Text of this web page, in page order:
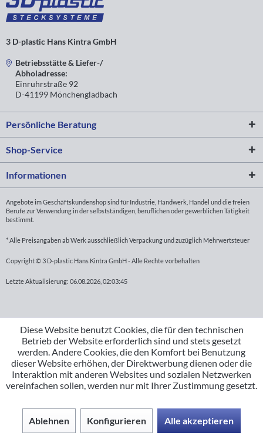
3 D-plastic Hans Kintra GmbH
Betriebsstätte & Liefer-/
Abholadresse:
Einruhrstraße 92
D-41199 Mönchengladbach
Persönliche Beratung
Shop-Service
Informationen
Angebote im Geschäftskundenshop sind für Industrie, Handwerk, Handel und die freien
Berufe zur Verwendung in der selbstständigen, beruflichen oder gewerblichen Tätigkeit
bestimmt.
* Alle Preisangaben ab Werk ausschließlich Verpackung und zuzüglich Mehrwertsteuer
Copyright © 3 D-plastic Hans Kintra GmbH - Alle Rechte vorbehalten
Letzte Aktualisierung: 06.08.2026, 02:03:45
Diese Website benutzt Cookies, die für den technischen
Betrieb der Website erforderlich sind und stets gesetzt
werden. Andere Cookies, die den Komfort bei Benutzung
dieser Website erhöhen, der Direktwerbung dienen oder die
Interaktion mit anderen Websites und sozialen Netzwerken
vereinfachen sollen, werden nur mit Ihrer Zustimmung gesetzt.
Ablehnen Konfigurieren Alle akzeptieren